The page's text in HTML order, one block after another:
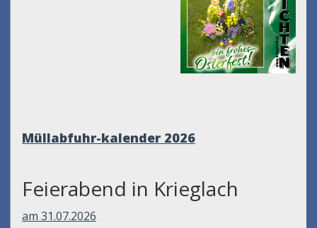
Müllabfuhr-kalender 2026
Feierabend in Krieglach
am 31.07.2026